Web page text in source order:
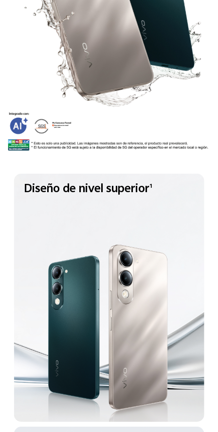
Diseño de nivel superior1